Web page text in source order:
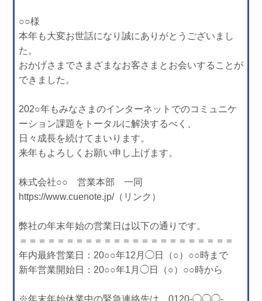
○○様
本年も大変お世話になり誠にありがとうございまし
た。
おかげさまでさまざまなお客さまとお会いすることが
できました。
202○年もみなさまのインターネットでのコミュニケ
ーション課題をトータルに解決するべく、
日々成長を続けてまいります。
来年もよろしくお願い申し上げます。
株式会社○○ 営業本部 一同
https://www.cuenote.jp/（リンク）
弊社の年末年始の営業日は以下の通りです。
＝＝＝＝＝＝＝＝＝＝＝＝＝＝＝＝＝＝＝＝＝＝＝
年内最終営業日：20○○年12月◯日（○）○○時まで
新年営業開始日：20○○年1月◯日（○）○○時から